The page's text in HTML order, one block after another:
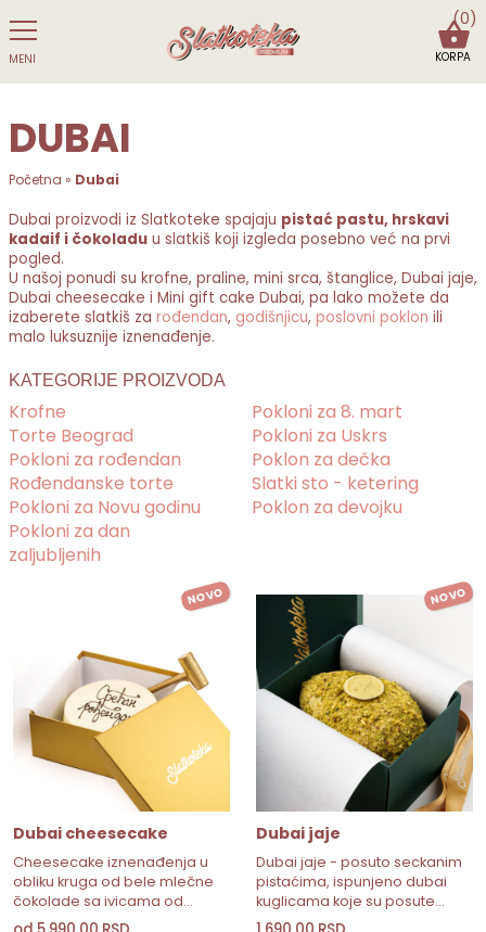
MENI
(0)
KORPA
DUBAI
Početna » Dubai
Dubai proizvodi iz Slatkoteke spajaju pistać pastu, hrskavi
kadaif i čokoladu u slatkiš koji izgleda posebno već na prvi
pogled.
U našoj ponudi su krofne, praline, mini srca, štanglice, Dubai jaje,
Dubai cheesecake i Mini gift cake Dubai, pa lako možete da
izaberete slatkiš za rođendan, godišnjicu, poslovni poklon ili
malo luksuznije iznenađenje.
KATEGORIJE PROIZVODA
Krofne
Torte Beograd
Pokloni za rođendan
Rođendanske torte
Pokloni za Novu godinu
Pokloni za dan
zaljubljenih
Pokloni za 8. mart
Pokloni za Uskrs
Poklon za dečka
Slatki sto - ketering
Poklon za devojku
NOVO
Dubai cheesecake
Cheesecake iznenađenja u
obliku kruga od bele mlečne
čokolade sa ivicama od…
NOVO
Dubai jaje
Dubai jaje - posuto seckanim
pistaćima, ispunjeno dubai
kuglicama koje su posute…